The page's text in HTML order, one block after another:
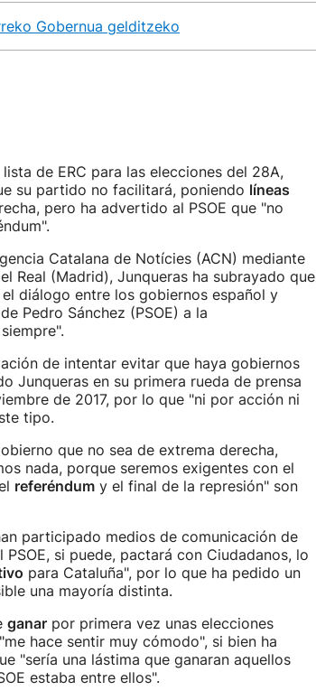
Gobernua gelditzeko
de ERC para las elecciones del 28A,
su partido no facilitará, poniendo líneas
pero ha advertido al PSOE que "no
Catalana de Notícies (ACN) mediante
Real (Madrid), Junqueras ha subrayado que
diálogo entre los gobiernos español y
Pedro Sánchez (PSOE) a la
de intentar evitar que haya gobiernos
Junqueras en su primera rueda de prensa
de 2017, por lo que "ni por acción ni
tipo.
que no sea de extrema derecha,
nada, porque seremos exigentes con el
referéndumy el final de la represión" son
participado medios de comunicación de
si puede, pactará con Ciudadanos, lo
para Cataluña", por lo que ha pedido un
una mayoría distinta.
ganarpor primera vez unas elecciones
hace sentir muy cómodo", si bien ha
"sería una lástima que ganaran aquellos
estaba entre ellos".